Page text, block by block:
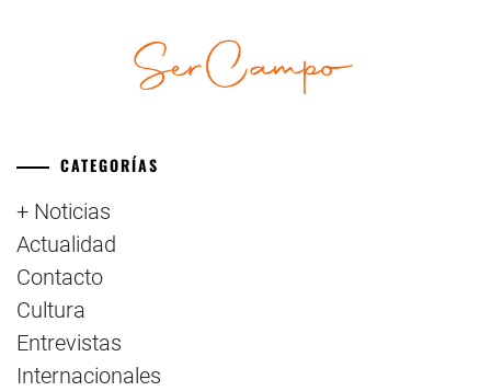
CATEGORÍAS
+ Noticias
Actualidad
Contacto
Cultura
Entrevistas
Internacionales